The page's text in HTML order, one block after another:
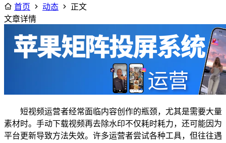
首页
动态
正文
文章详情
短视频运营者经常面临内容创作的瓶颈，尤其是需要大量
素材时。手动下载视频再去除水印不仅耗时耗力，还可能因为
平台更新导致方法失效。许多运营者尝试各种工具，但往往遇